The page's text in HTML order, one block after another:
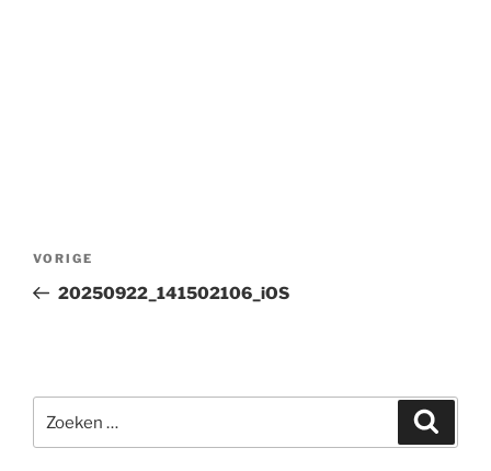
Bericht
Vorig
bericht
VORIGE
20250922_141502106_iOS
naar: